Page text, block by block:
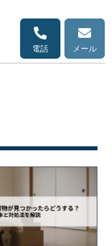
電話 メール